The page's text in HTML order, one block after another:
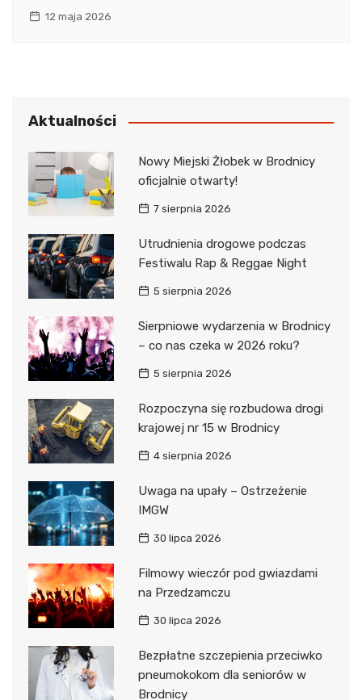
12 maja 2026
Aktualności
Nowy Miejski Żłobek w Brodnicy
oficjalnie otwarty!
7 sierpnia 2026
Utrudnienia drogowe podczas
Festiwalu Rap & Reggae Night
5 sierpnia 2026
Sierpniowe wydarzenia w Brodnicy
– co nas czeka w 2026 roku?
5 sierpnia 2026
Rozpoczyna się rozbudowa drogi
krajowej nr 15 w Brodnicy
4 sierpnia 2026
Uwaga na upały – Ostrzeżenie
IMGW
30 lipca 2026
Filmowy wieczór pod gwiazdami
na Przedzamczu
30 lipca 2026
Bezpłatne szczepienia przeciwko
pneumokokom dla seniorów w
Brodnicy